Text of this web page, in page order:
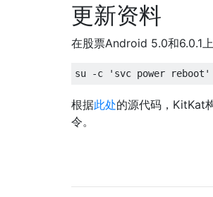
更新资料
在股票Android 5.0和6.0.1
根据此处的源代码，KitKat
令。